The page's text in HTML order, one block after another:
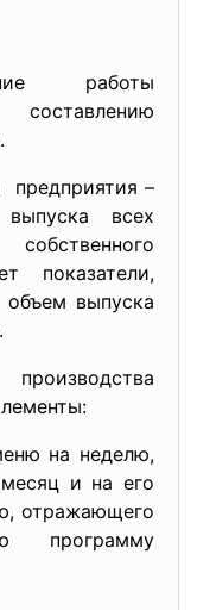
работы
предприятия –
всех
показатели,
выпуска
на неделю,
и на его
отражающего
программу